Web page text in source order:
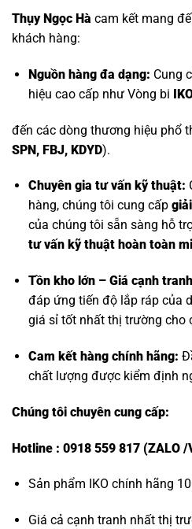
Thụy Ngọc Hà cam kết mang
khách hàng:
Nguồn hàng đa dạng: Cung
hiệu cao cấp nhưVòng bi
đến các dòng thương hiệu phổ
SPN, FBJ, KDYD).
Chuyên gia tư vấn kỹ thuật:
hàng, chúng tôi cung cấp
của chúng tôi sẵn sàng hỗ
tư vấn kỹ thuật hoàn toàn
Tồn kho lớn – Giá cạnh
đáp ứng tiến độ lắp ráp của
giá sỉ tốt nhất thị trường cho
Cam kết hàng chính hãng:
chất lượng được kiểm định
Chúng tôi chuyên cung cấp:
Hotline : 0918 559 817 (ZALO /
Sản phẩm IKO chính hãng
Giá cả cạnh tranh nhất thị